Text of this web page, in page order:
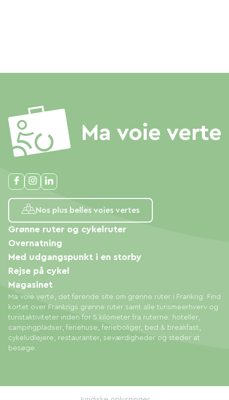
Nos plus belles voies vertes
Ma voie verte, det førende site om grønne ruter i Frankrig. Find
kortet over Frankrigs grønne ruter samt alle turismeerhverv og
turistaktiviteter inden for 5 kilometer fra ruterne: hoteller,
campingpladser, feriehuse, ferieboliger, bed & breakfast,
cykeludlejere, restauranter, seværdigheder og steder at
besøge.
Grønne ruter og cykelruter
Overnatning
Med udgangspunkt i en storby
Rejse på cykel
Magasinet